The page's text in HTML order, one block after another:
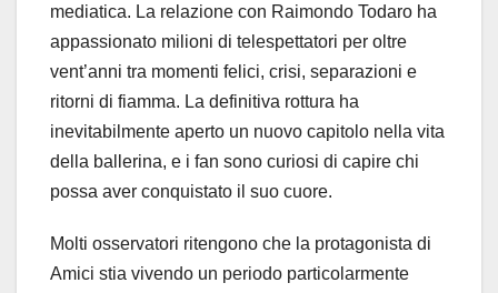
mediatica. La relazione con Raimondo Todaro ha
appassionato milioni di telespettatori per oltre
vent’anni tra momenti felici, crisi, separazioni e
ritorni di fiamma. La definitiva rottura ha
inevitabilmente aperto un nuovo capitolo nella vita
della ballerina, e i fan sono curiosi di capire chi
possa aver conquistato il suo cuore.
Molti osservatori ritengono che la protagonista di
Amici stia vivendo un periodo particolarmente